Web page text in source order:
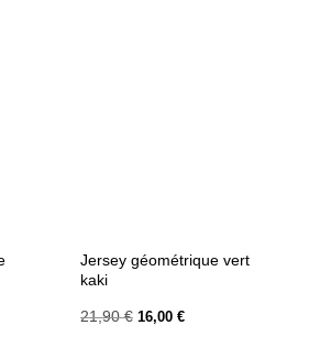
Jersey géométrique vert
kaki
21,90€ Le
16,00 €Le